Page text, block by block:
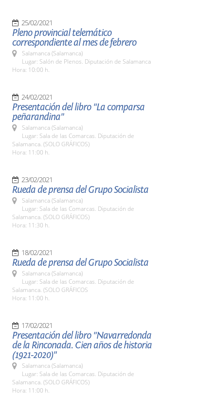
25/02/2021
Pleno provincial telemático
correspondiente al mes de febrero
Salamanca (Salamanca)
Lugar: Salón de Plenos. Diputación de Salamanca
Hora: 10:00 h.
24/02/2021
Presentación del libro "La comparsa
peñarandina"
Salamanca (Salamanca)
Lugar: Sala de las Comarcas. Diputación de
Salamanca. (SOLO GRÁFICOS)
Hora: 11:00 h.
23/02/2021
Rueda de prensa del Grupo Socialista
Salamanca (Salamanca)
Lugar: Sala de las Comarcas. Diputación de
Salamanca. (SOLO GRÁFICOS)
Hora: 11:30 h.
18/02/2021
Rueda de prensa del Grupo Socialista
Salamanca (Salamanca)
Lugar: Sala de las Comarcas. Diputación de
Salamanca. (SOLO GRÁFICOS
Hora: 11:00 h.
17/02/2021
Presentación del libro "Navarredonda
de la Rinconada. Cien años de historia
(1921-2020)"
Salamanca (Salamanca)
Lugar: Sala de las Comarcas. Diputación de
Salamanca. (SOLO GRÁFICOS)
Hora: 11:00 h.